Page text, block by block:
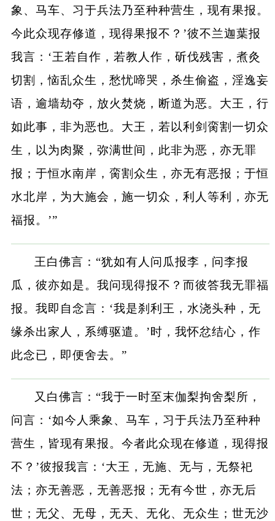
象、马车、习于兵法乃至种种营生，现有果报。
今此众现存修道，现得果报不？’彼不兰迦葉报
我言：‘王若自作，若教人作，斫伐残害，煮灸
切割，恼乱众生，愁忧啼哭，杀生偷盗，淫逸妄
语，逾墙劫夺，放火焚烧，断道为恶。大王，行
如此事，非为恶也。大王，若以利剑脔割一切众
生，以为肉聚，弥满世间，此非为恶，亦无罪
报；于恒水南岸，脔割众生，亦无有恶报；于恒
水北岸，为大施会，施一切众，利人等利，亦无
福报。’”
王白佛言：“犹如有人问瓜报李，问李报
瓜，彼亦如是。我问现得报不？而彼答我无罪福
报。我即自念言：‘我是刹利王，水浇头种，无
缘杀出家人，系缚驱遣。’时，我怀忿结心，作
此念已，即便舍去。”
又白佛言：“我于一时至末伽梨拘舍梨所，
问言：‘如今人乘象、马车，习于兵法乃至种种
营生，皆现有果报。今者此众现在修道，现得报
不？’彼报我言：‘大王，无施、无与，无祭祀
法；亦无善恶，无善恶报；无有今世，亦无后
世；无父、无母，无天、无化、无众生；世无沙